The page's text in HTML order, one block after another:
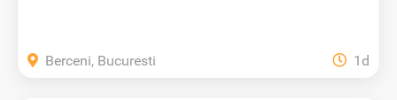
Berceni, Bucuresti 1d